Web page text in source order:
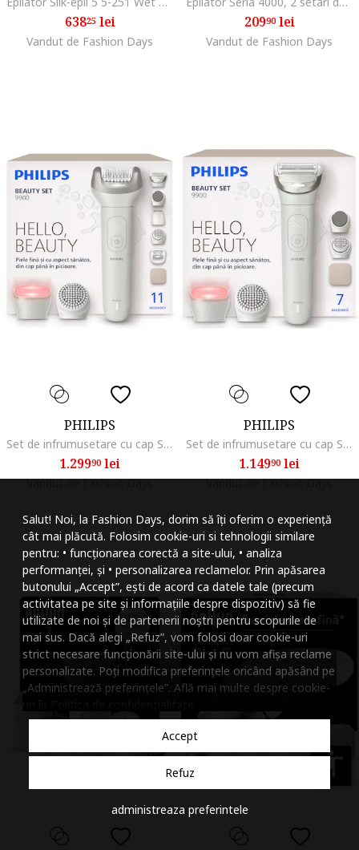
Salut! Noi, la Fashion Days, dorim să îți oferim o experiență
cât mai plăcută. Folosim cookie-uri si tehnologii similare
pentru: • funcționarea corectă a site-ului, • analiza
performanței, și • personalizarea reclamelor. Prin apăsarea
butonului „Accept”, ești de acord ca datele tale (precum
activitatea pe site și informațiile despre dispozitiv) să fie
utilizate de noi și de partenerii noștri pentru scopurile de
mai sus. Dacă alegi „Refuz”, vom folosi doar cookie-uri
strict necesare funcționării site-ului și nu vom afișa reclame
personalizate. Poți modifica preferințele oricând apăsând pe
„Administrează preferințele”. Află mai multe despre cookie-
Accept
Refuz
administreaza preferintele
63825lei
Vandut de Fashion Days
20990lei
Vandut de Fashion Days
PHILIPS
Set de infrumusetare cu cap SkinLED cu lumină rosie & infrarosu pentru piele luminoasa, cap ras flexibil, pila pedichiura+alte accesorii, umed&uscat, autonomie 60 min, 1 x Perie de curatare faciala/1 x Cablu USB-A/1 x Cap de ras flexibil/1 x Accesoriu Sk
1.29990lei
Vandut de Fashion Days
PHILIPS
Set de infrumusetare cu cap SkinLED cu lumină rosie & infrarosu pentru piele luminoasa, cap ras flexibil, pila pedichiura+alte accesorii, umed&uscat, autonomie 60 min, 1 x Perie de curatare faciala/1 x Cablu USB-A/1 x Cap de ras flexibil/1 x Accesoriu Sk
1.14990lei
Vandut de Fashion Days
accessibility
Micsoreaza
Mareste spatierea
Micsoreaza
Mareste inaltimea
Micsoreaza
Inverseaza culorile
Nuante de gri
Cursor mare
Subliniaza link-urile